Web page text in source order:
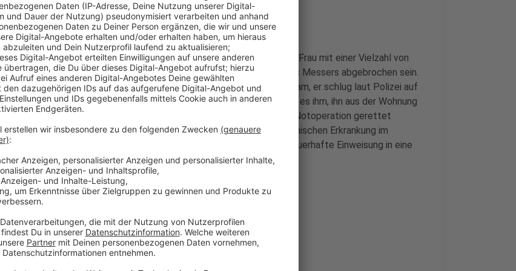
Anzeige
Offenbar hatte der 49jährige Angeklagte den Plan gefasst, seine Frau mit einer Vielzahl von
Messerstichen zu töten. Während der Tat soll dann die Klinge des Messers abgebrochen sein.
Der älteste Sohn der Familie wurde auf das Geschehen aufmerksam, er schlug laut Polizei auf
den Vater ein, um ihn von der Mutter abzuhalten. Letztlich gelang es ihm, ihn aus der Wohnung
zu drängen und den Notarzt zu rufen. Die Frau konnte durch eine Notoperation gerettet
werden. Der Angeklagte soll möglicherweise aufgrund einer psychischen Erkrankung im
Zustand der Schuldunfähigkeit gehandelt haben. Ihm droht die dauerhafte Einweisung in eine
geschlossene Anstalt.
Anzeige
Weitere Infos und Links zum Thema:
Anzeige